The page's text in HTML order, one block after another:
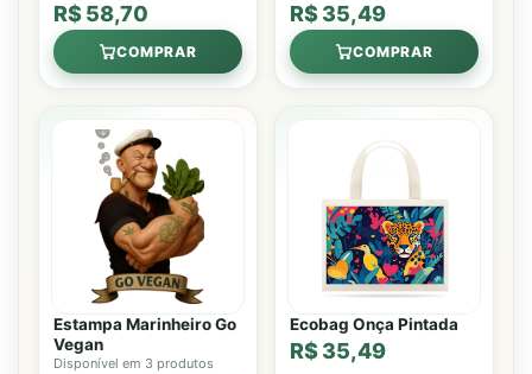
R$ 58,70
COMPRAR
R$ 35,49
COMPRAR
Estampa Marinheiro Go
Vegan
Disponível em 3 produtos
Ecobag Onça Pintada
R$ 35,49